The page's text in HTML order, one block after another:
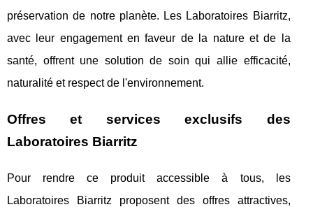
préservation de notre planète. Les Laboratoires Biarritz,
avec leur engagement en faveur de la nature et de la
santé, offrent une solution de soin qui allie efficacité,
naturalité et respect de l'environnement.
Offres et services exclusifs des
Laboratoires Biarritz
Pour rendre ce produit accessible à tous, les
Laboratoires Biarritz proposent des offres attractives,